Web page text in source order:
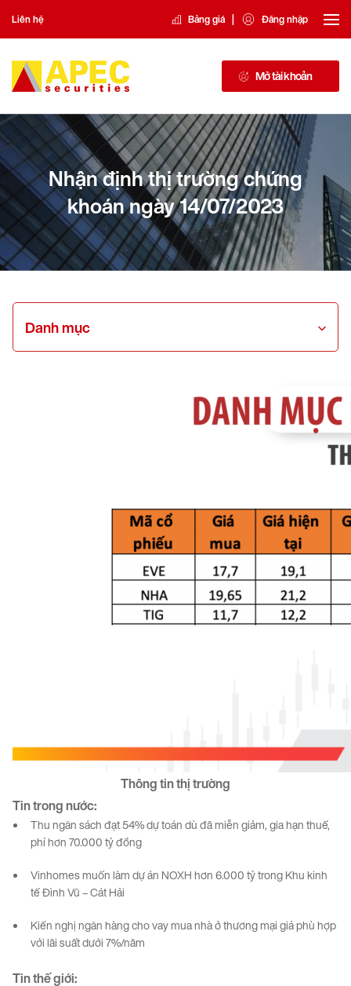
Liên hệ Bảng giá | Đăng nhập
Mở tài khoản
Nhận định thị trường chứng
khoán ngày 14/07/2023
Danh mục
Thôngtinthịtrường
Tin trong nước:
Thu ngân sách đạt 54% dự toán dù đã miễn giảm, gia hạn thuế,
phí hơn 70.000 tỷ đồng
Vinhomes muốn làm dự án NOXH hơn 6.000 tỷ trong Khu kinh
tế Đình Vũ – Cát Hải
Kiến nghị ngân hàng cho vay mua nhà ở thương mại giá phù hợp
với lãi suất dưới 7%/năm
Tinthế giới: